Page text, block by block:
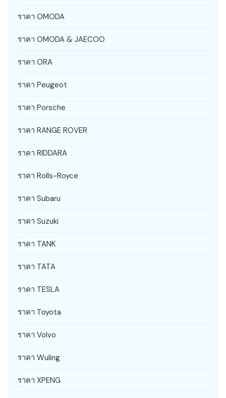
ราคา OMODA
ราคา OMODA & JAECOO
ราคา ORA
ราคา Peugeot
ราคา Porsche
ราคา RANGE ROVER
ราคา RIDDARA
ราคา Rolls-Royce
ราคา Subaru
ราคา Suzuki
ราคา TANK
ราคา TATA
ราคา TESLA
ราคา Toyota
ราคา Volvo
ราคา Wuling
ราคา XPENG